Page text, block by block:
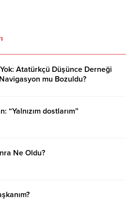
Atatürkçü Düşünce Derneği
Navigasyon mu Bozuldu?
“Yalnızım dostlarım”
Ne Oldu?